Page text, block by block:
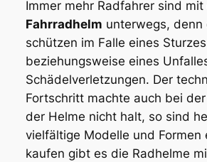
Immer mehr Radfahrer sind mit
Fahrradhelm unterwegs, denn
schützen im Falle eines Sturzes
beziehungsweise eines
Schädelverletzungen. Der
Fortschritt machte auch bei
der Helme nicht halt, so sind
vielfältige Modelle und Formen
kaufen gibt es die Radhelme